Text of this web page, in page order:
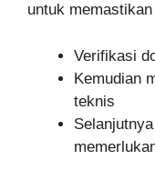
untuk
Verifikasi
Kemudian
teknis